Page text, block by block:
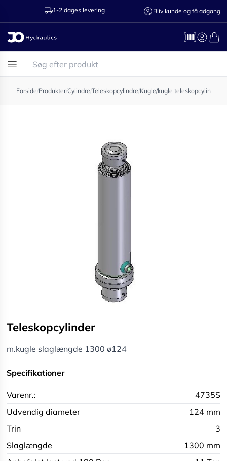
1-2 dages levering Ring til os
Bliv kunde og få adgang
Forside/Produkter/Cylindre/Teleskopcylindre/Kugle/kugle teleskopcylinder
Teleskopcylinder
m.kugle slaglængde 1300 ø124
Specifikationer
Varenr.:
4735S
Udvendig diameter
124 mm
Trin
3
Slaglængde
1300 mm